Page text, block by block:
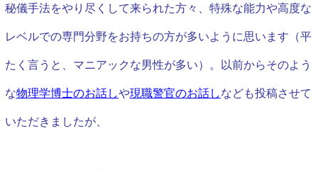
秘儀手法をやり尽くして来られた方々、特殊な能力や高度な
レベルでの専門分野をお持ちの方が多いように思います（平
たく言うと、マニアックな男性が多い）。以前からそのよう
な物理学博士のお話しや現職警官のお話しなども投稿させて
いただきましたが、